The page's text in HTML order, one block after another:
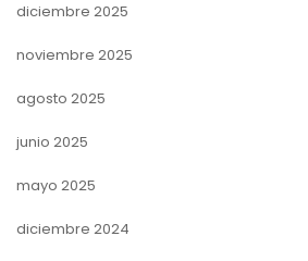
diciembre 2025
noviembre 2025
agosto 2025
junio 2025
mayo 2025
diciembre 2024